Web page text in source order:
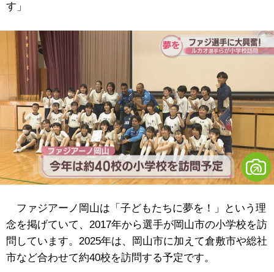
す」
ファジアーノ岡山は「子どもたちに夢を！」という理
念を掲げていて、2017年から選手が岡山市の小学校を訪
問しています。2025年は、岡山市に加えて倉敷市や総社
市など合わせて約40校を訪問する予定です。